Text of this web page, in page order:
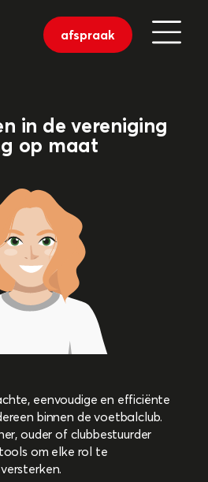
afspraak
in de vereniging
op maat
eenvoudige en efficiënte
binnen de voetbalclub.
ouder of clubbestuurder
om elke rol te